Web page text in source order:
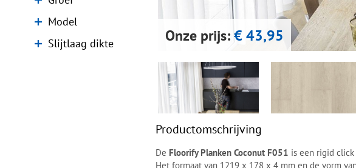
Model
Slijtlaag dikte
Onze prijs: € 43,95
Productomschrijving
De Floorify Planken Coconut F051 is een rigid
Het formaat van 1219 x 178 x 4 mm en de vorm